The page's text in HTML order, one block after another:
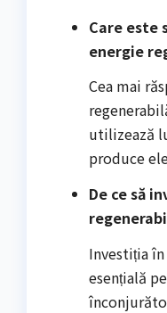
Care este
energie
Cea mai
utilizează
produce
De ce să
Investiția
esențială